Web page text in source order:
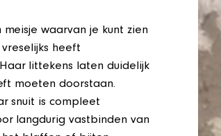
meisje waarvan je kunt zien
heeft
littekens laten duidelijk
moeten doorstaan.
snuit is compleet
langdurig vastbinden van